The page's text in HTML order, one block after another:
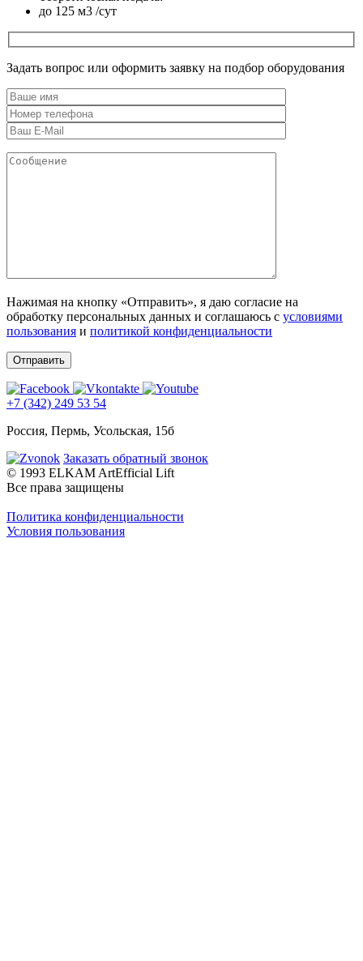
до 125 м3 /сут
Задать вопрос или оформить заявку на подбор оборудования
Нажимая на кнопку «Отправить», я даю согласие на
обработку персональных данных и соглашаюсь c условиями
пользования и политикой конфиденциальности
+7 (342) 249 53 54
Россия, Пермь, Усольская, 15б
Заказать обратный звонок
© 1993 ELKAM ArtEfficial Lift
Все права защищены
Политика конфиденциальности
Условия пользования